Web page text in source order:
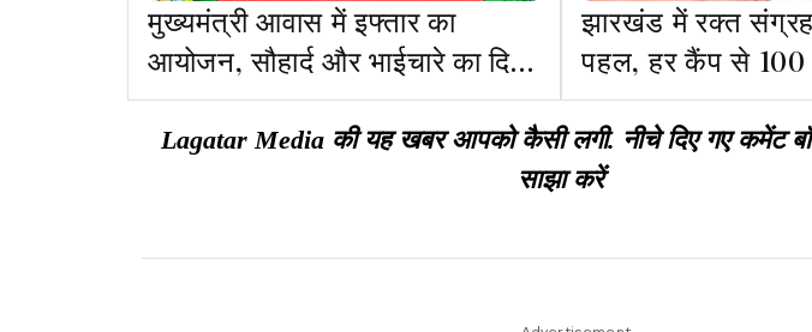
मुख्यमंत्री आवास में इफ्तार का
आयोजन, सौहार्द और भाईचारे का दिया
संदेश
झारखंड में रक्त
पहल, हर कैंप से 100
कलेक्शन का लक्ष्य
Lagatar Media की यह खबर आपको कैसी लगी. नीचे दिए गए कमेंट
साझा करें